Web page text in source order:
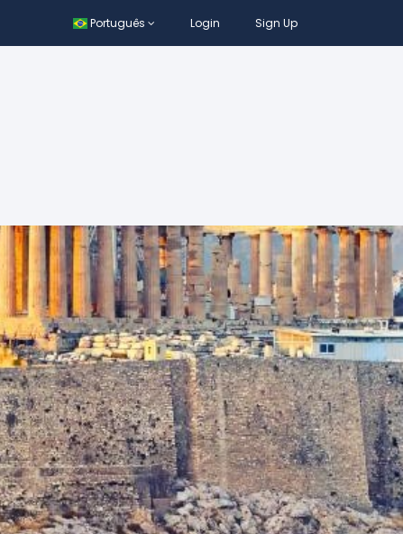
Português Login Sign Up